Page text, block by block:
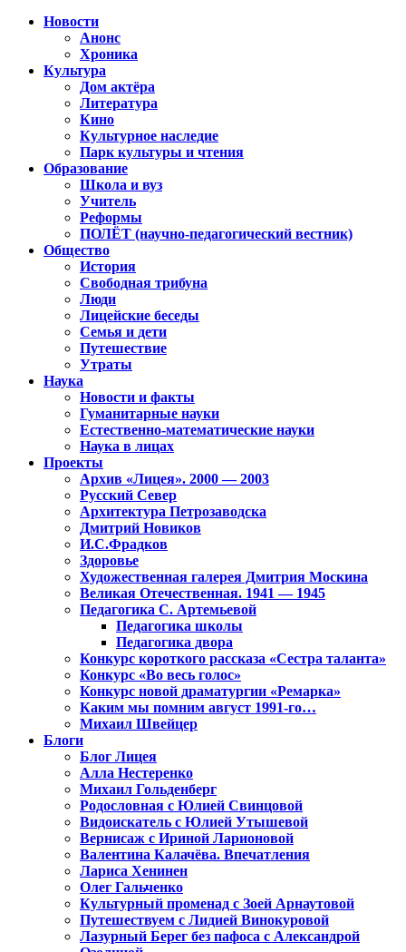
Новости
Анонс
Хроника
Культура
Дом актёра
Литература
Кино
Культурное наследие
Парк культуры и чтения
Образование
Школа и вуз
Учитель
Реформы
ПОЛЁТ (научно-педагогический вестник)
Общество
История
Свободная трибуна
Люди
Лицейские беседы
Семья и дети
Путешествие
Утраты
Наука
Новости и факты
Гуманитарные науки
Естественно-математические науки
Наука в лицах
Проекты
Архив «Лицея». 2000 — 2003
Русский Север
Архитектура Петрозаводска
Дмитрий Новиков
И.С.Фрадков
Здоровье
Художественная галерея Дмитрия Москина
Великая Отечественная. 1941 — 1945
Педагогика С. Артемьевой
Педагогика школы
Педагогика двора
Конкурс короткого рассказа «Сестра таланта»
Конкурс «Во весь голос»
Конкурс новой драматургии «Ремарка»
Каким мы помним август 1991-го…
Михаил Швейцер
Блоги
Блог Лицея
Алла Нестеренко
Михаил Гольденберг
Родословная с Юлией Свинцовой
Видоискатель с Юлией Утышевой
Вернисаж с Ириной Ларионовой
Валентина Калачёва. Впечатления
Лариса Хенинен
Олег Гальченко
Культурный променад с Зоей Арнаутовой
Путешествуем с Лидией Винокуровой
Лазурный Берег без пафоса с Александрой